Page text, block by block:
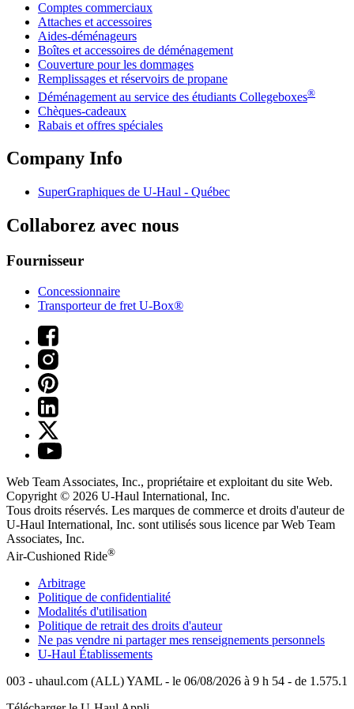
Comptes commerciaux
Attaches et accessoires
Aides-déménageurs
Boîtes et accessoires de déménagement
Couverture pour les dommages
Remplissages et réservoirs de propane
Déménagement au service des étudiants Collegeboxes®
Chèques-cadeaux
Rabais et offres spéciales
Company Info
SuperGraphiques de U-Haul - Québec
Collaborez avec nous
Fournisseur
Concessionnaire
Transporteur de fret U-Box®
Web Team Associates, Inc., propriétaire et exploitant du site Web.
Copyright © 2026 U-Haul International, Inc.
Tous droits réservés. Les marques de commerce et droits d'auteur de
U-Haul International, Inc. sont utilisés sous licence par Web Team
Associates, Inc.
Air-Cushioned Ride®
Arbitrage
Politique de confidentialité
Modalités d'utilisation
Politique de retrait des droits d'auteur
Ne pas vendre ni partager mes renseignements personnels
U-Haul Établissements
003 - uhaul.com (ALL) YAML - le 06/08/2026 à 9 h 54 - de 1.575.1